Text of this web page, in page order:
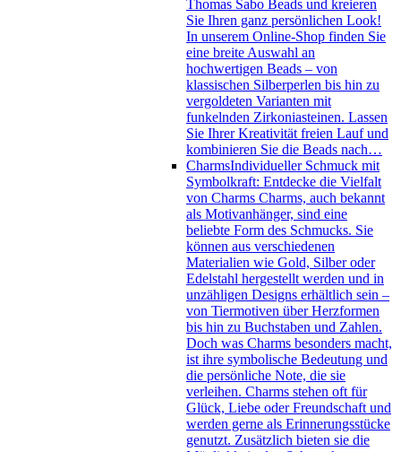
Thomas Sabo Beads und kreieren
Sie Ihren ganz persönlichen Look!
In unserem Online-Shop finden Sie
eine breite Auswahl an
hochwertigen Beads – von
klassischen Silberperlen bis hin zu
vergoldeten Varianten mit
funkelnden Zirkoniasteinen. Lassen
Sie Ihrer Kreativität freien Lauf und
kombinieren Sie die Beads nach…
CharmsIndividueller Schmuck mit
Symbolkraft: Entdecke die Vielfalt
von Charms Charms, auch bekannt
als Motivanhänger, sind eine
beliebte Form des Schmucks. Sie
können aus verschiedenen
Materialien wie Gold, Silber oder
Edelstahl hergestellt werden und in
unzähligen Designs erhältlich sein –
von Tiermotiven über Herzformen
bis hin zu Buchstaben und Zahlen.
Doch was Charms besonders macht,
ist ihre symbolische Bedeutung und
die persönliche Note, die sie
verleihen. Charms stehen oft für
Glück, Liebe oder Freundschaft und
werden gerne als Erinnerungsstücke
genutzt. Zusätzlich bieten sie die